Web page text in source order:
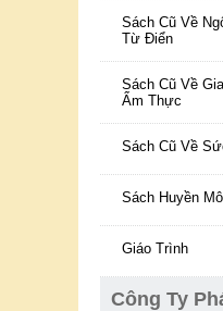
Sách Cũ Về
Từ Điển
Sách Cũ Về
Ẩm Thực
Sách Cũ Về
Sách Huyền
Giáo Trình
Công Ty